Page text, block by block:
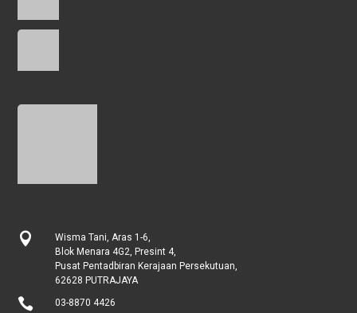

Wisma Tani, Aras 1-6,
Blok Menara 4G2, Presint 4,
Pusat Pentadbiran Kerajaan Persekutuan,
62628 PUTRAJAYA
 03-8870 4426